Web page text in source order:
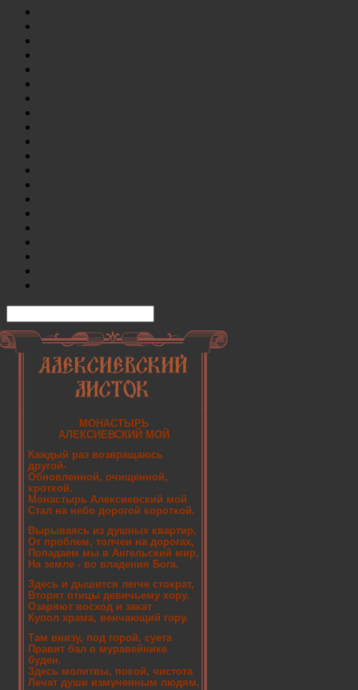
МОНАСТЫРЬ
АЛЕКСИЕВСКИЙ МОЙ
Каждый раз возвращаюсь
другой-
Обновленной, очищенной,
кроткой.
Монастырь Алексиевский мой
Стал на небо дорогой короткой.
Вырываясь из душных квартир,
От проблем, толчеи на дорогах,
Попадаем мы в Ангельский мир,
На земле - во владения Бога.
Здесь и дышится легче стократ,
Вторят птицы девичьему хору.
Озаряют восход и закат
Купол храма, венчающий гору.
Там внизу, под горой, суета
Правит бал в муравейнике
буден.
Здесь молитвы, покой, чистота
Лечат души измученным людям.